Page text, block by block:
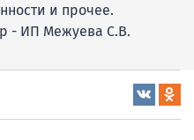
и прочее.
- ИП Межуева С.В.